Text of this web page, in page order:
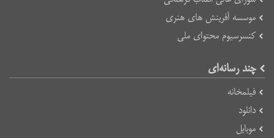
موسسه آفرینش های هنری
کنسرسیوم محتوای ملی
چند رسانه‌ای
فیلمخانه
دانلود
موبایل